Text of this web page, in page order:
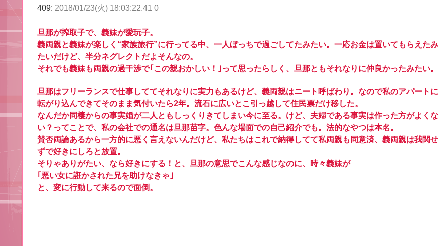
409: 2018/01/23(火) 18:03:22.41 0
旦那が搾取子で、義妹が愛玩子。
義両親と義妹が楽しく“家族旅行”に行ってる中、一人ぼっちで過ごしてたみたい。一応お金は置いてもらえたみ
たいだけど、半分ネグレクトだよそんなの。
それでも義妹も両親の過干渉で｢この親おかしい！｣って思ったらしく、旦那ともそれなりに仲良かったみたい。
旦那はフリーランスで仕事しててそれなりに実力もあるけど、義両親はニート呼ばわり。なので私のアパートに
転がり込んできてそのまま気付いたら2年。流石に広いとこ引っ越して住民票だけ移した。
なんだか同棲からの事実婚が二人ともしっくりきてしまい今に至る。けど、夫婦である事実は作った方がよくな
い？ってことで、私の会社での通名は旦那苗字。色んな場面での自己紹介でも。法的なやつは本名。
賛否両論あるから一方的に悪く言えないんだけど、私たちはこれで納得してて私両親も同意済、義両親は我関せ
ずで好きにしろと放置。
そりゃありがたい、なら好きにする！と、旦那の意思でこんな感じなのに、時々義妹が
｢悪い女に誑かされた兄を助けなきゃ｣
と、変に行動して来るので面倒。